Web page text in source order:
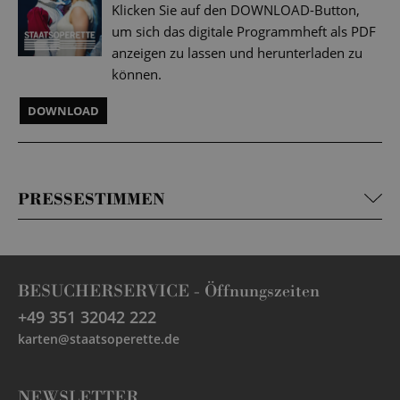
Klicken Sie auf den DOWNLOAD-Button,
um sich das digitale Programmheft als PDF
anzeigen zu lassen und herunterladen zu
können.
DOWNLOAD
PRESSESTIMMEN
BESUCHERSERVICE - Öffnungszeiten
+49 351 32042 222
karten@staatsoperette.de